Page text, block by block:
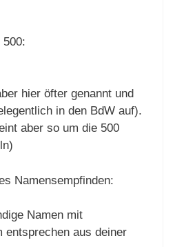
500:
hier öfter genannt und
in den BdW auf).
aber so um die 500
Namensempfinden:
Namen mit
entsprechen aus deiner